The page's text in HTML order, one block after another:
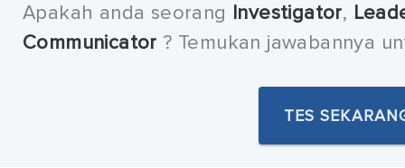
Apakah anda seorang Investigator,
Communicator ? Temukan jawabannya
TES